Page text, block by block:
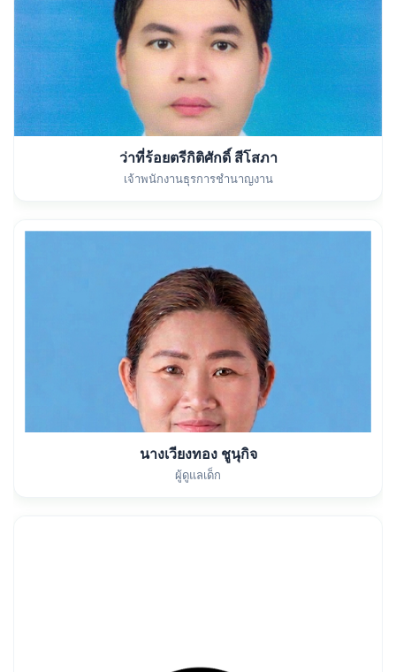
ว่าที่ร้อยตรีกิติศักดิ์ สีโสภา
เจ้าพนักงานธุรการชำนาญงาน
นางเวียงทอง ชูนุกิจ
ผู้ดูแลเด็ก